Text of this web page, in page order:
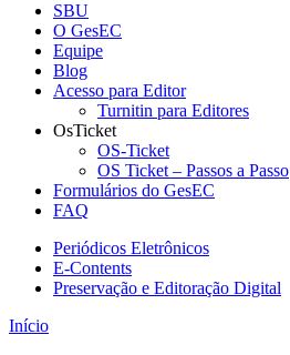
SBU
O GesEC
Equipe
Blog
Acesso para Editor
Turnitin para Editores
OsTicket
OS-Ticket
OS Ticket – Passos a Passo
Formulários do GesEC
FAQ
Periódicos Eletrônicos
E-Contents
Preservação e Editoração Digital
Início